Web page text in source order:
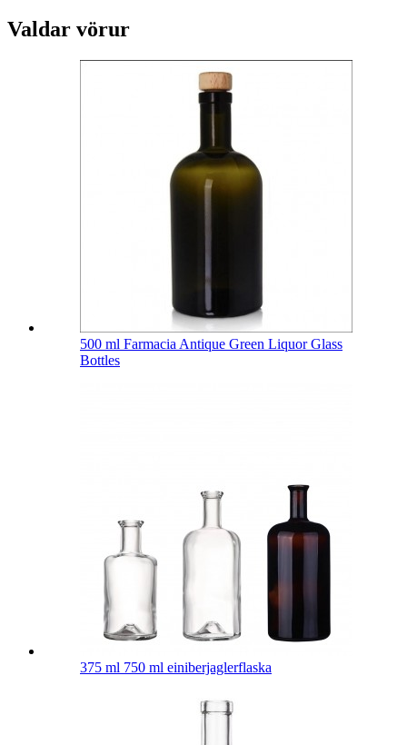
Valdar vörur
500 ml Farmacia Antique Green Liquor Glass
Bottles
375 ml 750 ml einiberjaglerflaska